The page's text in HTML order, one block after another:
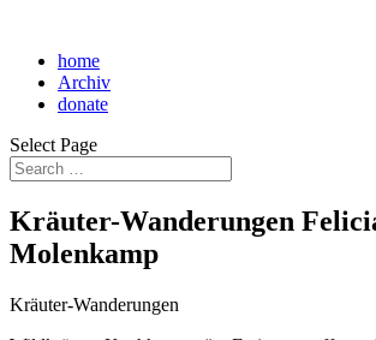
home
Archiv
donate
Select Page
Kräuter-Wanderungen
Molenkamp
Kräuter-Wanderungen